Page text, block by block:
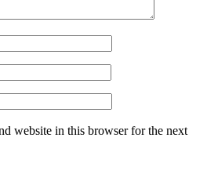
website in this browser for the next